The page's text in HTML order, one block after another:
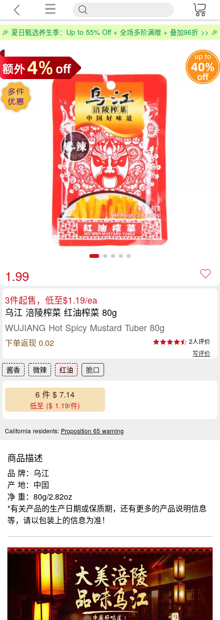
🎉 夏日甄选养生季：Up to 55% Off + 全场多阶满赠 + 叠加96折 >> 🎉
1.99
3件起售，低至$1.19/ea
乌江 涪陵榨菜 红油榨菜 80g
WUJIANG Hot Spicy Mustard Tuber 80g
下单返现 0.02
2人评价
写评价
酱香 微辣 红油 脆口
6 件 $ 7.14
低至 ($ 1.19/件)
California residents: Proposition 65 warning
商品描述
品 牌：乌江
产 地：中囯
净 重：80g/2.82oz
*有关产品的生产日期或保质期，还有更多的产品说明信息
等，请以包装上的信息为准！